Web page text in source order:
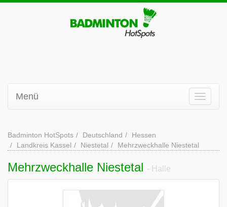
Menü
Badminton HotSpots Deutschland
Hessen
Landkreis Kassel
Niestetal Mehrzweckhalle Niestetal
Mehrzweckhalle Niestetal - Halle